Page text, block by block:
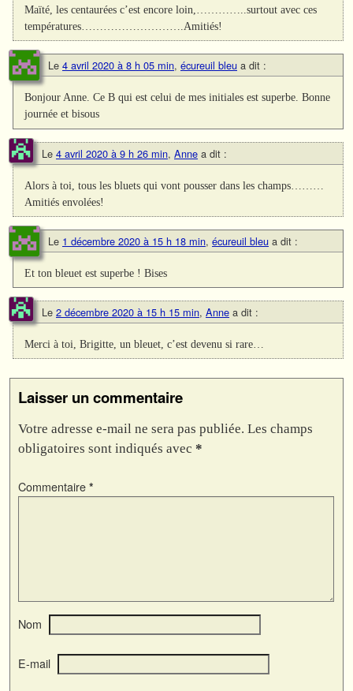
Maïté, les centaurées c’est encore loin,…………..surtout avec ces
températures……………………….Amitiés!
Le 4 avril 2020 à 8 h 05 min, écureuil bleu a dit :
Bonjour Anne. Ce B qui est celui de mes initiales est superbe. Bonne
journée et bisous
Le 4 avril 2020 à 9 h 26 min, Anne a dit :
Alors à toi, tous les bluets qui vont pousser dans les champs………
Amitiés envolées!
Le 1 décembre 2020 à 15 h 18 min, écureuil bleu a dit :
Et ton bleuet est superbe ! Bises
Le 2 décembre 2020 à 15 h 15 min, Anne a dit :
Merci à toi, Brigitte, un bleuet, c’est devenu si rare…
Laisser un commentaire
Votre adresse e-mail ne sera pas publiée. Les champs
obligatoires sont indiqués avec *
Commentaire *
Nom
E-mail